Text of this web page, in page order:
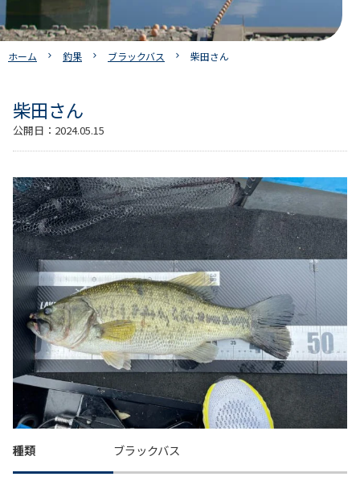
ホーム 釣果 ブラックバス 柴田さん
柴田さん
公開日： 2024.05.15
種類 ブラックバス